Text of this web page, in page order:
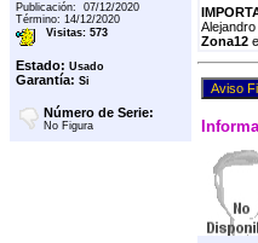
Publicación: 07/12/2020
Término: 14/12/2020
Visitas: 573
Estado: Usado
Garantía: Si
Número de Serie:
No Figura
Zona12